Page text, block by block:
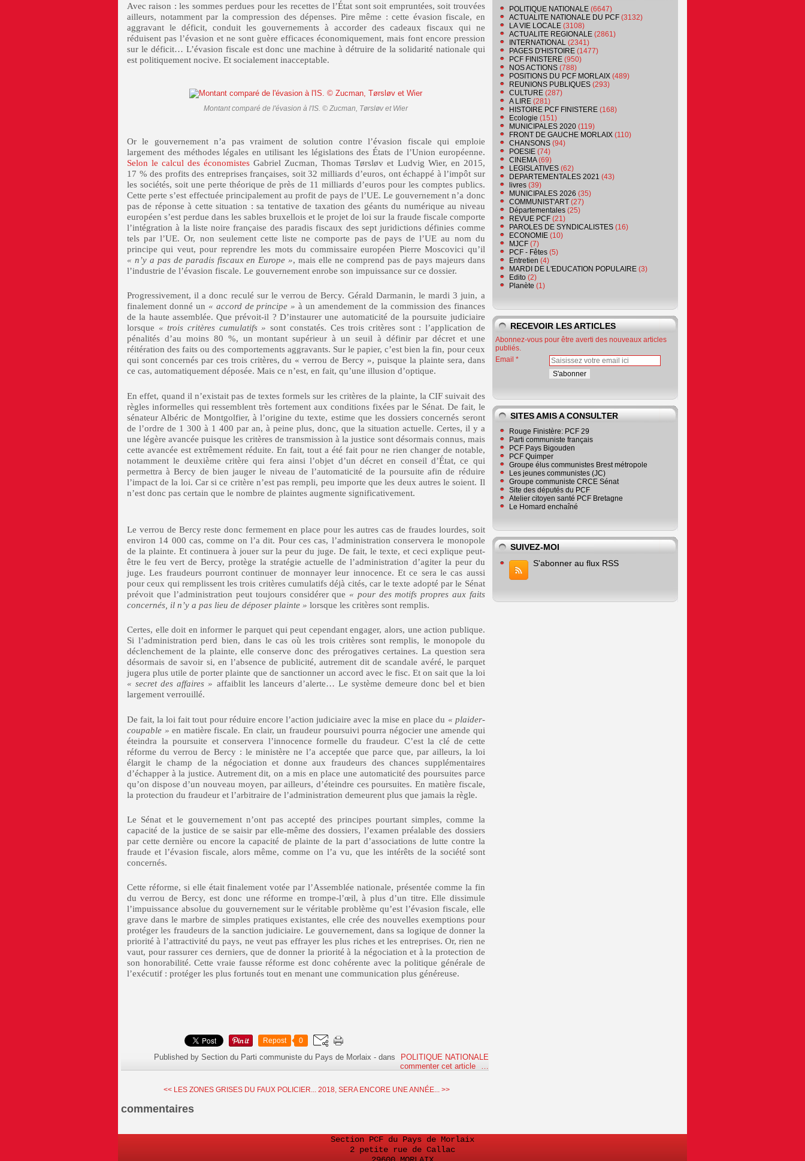
Avec raison : les sommes perdues pour les recettes de l’État sont soit empruntées, soit trouvées
ailleurs, notamment par la compression des dépenses. Pire même : cette évasion fiscale, en
aggravant le déficit, conduit les gouvernements à accorder des cadeaux fiscaux qui ne
réduisent pas l’évasion et ne sont guère efficaces économiquement, mais font encore pression
sur le déficit… L’évasion fiscale est donc une machine à détruire de la solidarité nationale qui
est politiquement nocive. Et socialement inacceptable.
Montant comparé de l'évasion à l'IS. © Zucman, Tørsløv et Wier
Or le gouvernement n’a pas vraiment de solution contre l’évasion fiscale qui emploie
largement des méthodes légales en utilisant les législations des États de l’Union européenne.
Selon le calcul des économistes Gabriel Zucman, Thomas Tørsløv et Ludvig Wier, en 2015,
17 % des profits des entreprises françaises, soit 32 milliards d’euros, ont échappé à l’impôt sur
les sociétés, soit une perte théorique de près de 11 milliards d’euros pour les comptes publics.
Cette perte s’est effectuée principalement au profit de pays de l’UE. Le gouvernement n’a donc
pas de réponse à cette situation : sa tentative de taxation des géants du numérique au niveau
européen s’est perdue dans les sables bruxellois et le projet de loi sur la fraude fiscale comporte
l’intégration à la liste noire française des paradis fiscaux des sept juridictions définies comme
tels par l’UE. Or, non seulement cette liste ne comporte pas de pays de l’UE au nom du
principe qui veut, pour reprendre les mots du commissaire européen Pierre Moscovici qu’il
« n’y a pas de paradis fiscaux en Europe », mais elle ne comprend pas de pays majeurs dans
l’industrie de l’évasion fiscale. Le gouvernement enrobe son impuissance sur ce dossier.
Progressivement, il a donc reculé sur le verrou de Bercy. Gérald Darmanin, le mardi 3 juin, a
finalement donné un « accord de principe » à un amendement de la commission des finances
de la haute assemblée. Que prévoit-il ? D’instaurer une automaticité de la poursuite judiciaire
lorsque « trois critères cumulatifs » sont constatés. Ces trois critères sont : l’application de
pénalités d’au moins 80 %, un montant supérieur à un seuil à définir par décret et une
réitération des faits ou des comportements aggravants. Sur le papier, c’est bien la fin, pour ceux
qui sont concernés par ces trois critères, du « verrou de Bercy », puisque la plainte sera, dans
ce cas, automatiquement déposée. Mais ce n’est, en fait, qu’une illusion d’optique.
En effet, quand il n’existait pas de textes formels sur les critères de la plainte, la CIF suivait des
règles informelles qui ressemblent très fortement aux conditions fixées par le Sénat. De fait, le
sénateur Albéric de Montgolfier, à l’origine du texte, estime que les dossiers concernés seront
de l’ordre de 1 300 à 1 400 par an, à peine plus, donc, que la situation actuelle. Certes, il y a
une légère avancée puisque les critères de transmission à la justice sont désormais connus, mais
cette avancée est extrêmement réduite. En fait, tout a été fait pour ne rien changer de notable,
notamment le deuxième critère qui fera ainsi l’objet d’un décret en conseil d’État, ce qui
permettra à Bercy de bien jauger le niveau de l’automaticité de la poursuite afin de réduire
l’impact de la loi. Car si ce critère n’est pas rempli, peu importe que les deux autres le soient. Il
n’est donc pas certain que le nombre de plaintes augmente significativement.
Le verrou de Bercy reste donc fermement en place pour les autres cas de fraudes lourdes, soit
environ 14 000 cas, comme on l’a dit. Pour ces cas, l’administration conservera le monopole
de la plainte. Et continuera à jouer sur la peur du juge. De fait, le texte, et ceci explique peut-
être le feu vert de Bercy, protège la stratégie actuelle de l’administration d’agiter la peur du
juge. Les fraudeurs pourront continuer de monnayer leur innocence. Et ce sera le cas aussi
pour ceux qui remplissent les trois critères cumulatifs déjà cités, car le texte adopté par le Sénat
prévoit que l’administration peut toujours considérer que « pour des motifs propres aux faits
concernés, il n’y a pas lieu de déposer plainte » lorsque les critères sont remplis.
Certes, elle doit en informer le parquet qui peut cependant engager, alors, une action publique.
Si l’administration perd bien, dans le cas où les trois critères sont remplis, le monopole du
déclenchement de la plainte, elle conserve donc des prérogatives certaines. La question sera
désormais de savoir si, en l’absence de publicité, autrement dit de scandale avéré, le parquet
jugera plus utile de porter plainte que de sanctionner un accord avec le fisc. Et on sait que la loi
« secret des affaires » affaiblit les lanceurs d’alerte… Le système demeure donc bel et bien
largement verrouillé.
De fait, la loi fait tout pour réduire encore l’action judiciaire avec la mise en place du « plaider-
coupable » en matière fiscale. En clair, un fraudeur poursuivi pourra négocier une amende qui
éteindra la poursuite et conservera l’innocence formelle du fraudeur. C’est la clé de cette
réforme du verrou de Bercy : le ministère ne l’a acceptée que parce que, par ailleurs, la loi
élargit le champ de la négociation et donne aux fraudeurs des chances supplémentaires
d’échapper à la justice. Autrement dit, on a mis en place une automaticité des poursuites parce
qu’on dispose d’un nouveau moyen, par ailleurs, d’éteindre ces poursuites. En matière fiscale,
la protection du fraudeur et l’arbitraire de l’administration demeurent plus que jamais la règle.
Le Sénat et le gouvernement n’ont pas accepté des principes pourtant simples, comme la
capacité de la justice de se saisir par elle-même des dossiers, l’examen préalable des dossiers
par cette dernière ou encore la capacité de plainte de la part d’associations de lutte contre la
fraude et l’évasion fiscale, alors même, comme on l’a vu, que les intérêts de la société sont
concernés.
Cette réforme, si elle était finalement votée par l’Assemblée nationale, présentée comme la fin
du verrou de Bercy, est donc une réforme en trompe-l’œil, à plus d’un titre. Elle dissimule
l’impuissance absolue du gouvernement sur le véritable problème qu’est l’évasion fiscale, elle
grave dans le marbre de simples pratiques existantes, elle crée des nouvelles exemptions pour
protéger les fraudeurs de la sanction judiciaire. Le gouvernement, dans sa logique de donner la
priorité à l’attractivité du pays, ne veut pas effrayer les plus riches et les entreprises. Or, rien ne
vaut, pour rassurer ces derniers, que de donner la priorité à la négociation et à la protection de
son honorabilité. Cette vraie fausse réforme est donc cohérente avec la politique générale de
l’exécutif : protéger les plus fortunés tout en menant une communication plus généreuse.
Repost 0
Published by Section du Parti communiste du Pays de Morlaix -dans
POLITIQUE NATIONALE
commenter cet article
<< LES ZONES GRISES DU FAUX POLICIER... 2018, SERA ENCORE UNE ANNÉE... >>
commentaires
POLITIQUE NATIONALE (6647)
ACTUALITE NATIONALE DU PCF (3132)
LA VIE LOCALE (3108)
ACTUALITE REGIONALE (2861)
INTERNATIONAL (2341)
PAGES D'HISTOIRE (1477)
PCF FINISTERE (950)
NOS ACTIONS (788)
POSITIONS DU PCF MORLAIX (489)
REUNIONS PUBLIQUES (293)
CULTURE (287)
A LIRE (281)
HISTOIRE PCF FINISTERE (168)
Ecologie (151)
MUNICIPALES 2020 (119)
FRONT DE GAUCHE MORLAIX (110)
CHANSONS (94)
POESIE (74)
CINEMA(69)
LEGISLATIVES (62)
DEPARTEMENTALES 2021 (43)
livres (39)
MUNICIPALES 2026 (35)
COMMUNIST'ART (27)
Départementales (25)
REVUE PCF (21)
PAROLES DE SYNDICALISTES (16)
ECONOMIE (10)
MJCF (7)
PCF - Fêtes (5)
Entretien (4)
MARDI DE L'EDUCATION POPULAIRE (3)
Edito (2)
Planète (1)
RECEVOIR LES ARTICLES
Abonnez-vous pour être averti des nouveaux articles
publiés.
Email
SITES AMIS A CONSULTER
Rouge Finistère: PCF 29
Parti communiste français
PCF Pays Bigouden
PCF Quimper
Groupe élus communistes Brest métropole
Les jeunes communistes (JC)
Groupe communiste CRCE Sénat
Site des députés du PCF
Atelier citoyen santé PCF Bretagne
Le Homard enchaîné
SUIVEZ-MOI
S'abonner au flux RSS
Section PCF du Pays de Morlaix
2 petite rue de Callac